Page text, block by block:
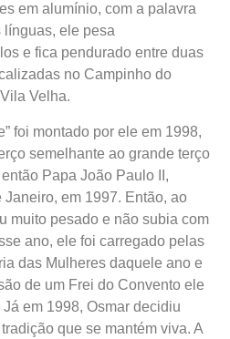
em alumínio, com a palavra
línguas, ele pesa
e fica pendurado entre duas
no Campinho do
Velha.
foi montado por ele em 1998,
semelhante ao grande terço
Papa João Paulo II,
em 1997. Então, ao
muito pesado e não subia com
ano, ele foi carregado pelas
das Mulheres daquele ano e
de um Frei do Convento ele
em 1998, Osmar decidiu
que se mantém viva. A